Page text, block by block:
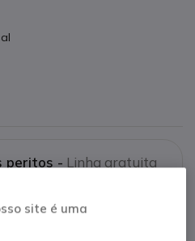
peritos - Linha gratuita
site é uma